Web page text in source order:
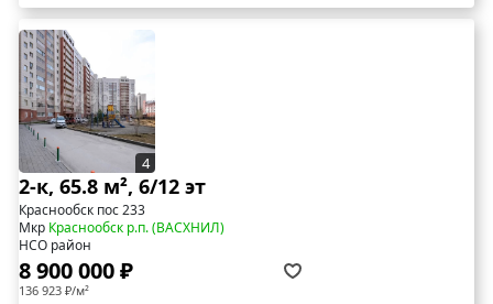
4
2-к, 65.8 м², 6/12 эт
Краснообск пос 233
Мкр Краснообск р.п. (ВАСХНИЛ)
НСО район
8 900 000 ₽
136 923 ₽/м²